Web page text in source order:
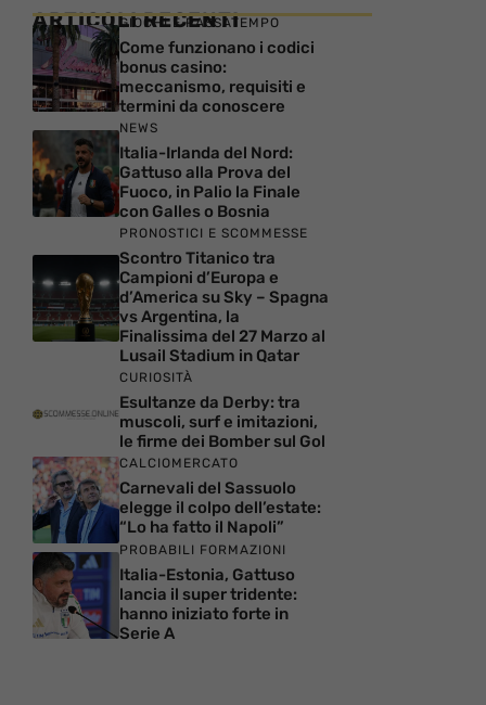
ARTICOLI RECENTI
GIOCHI E PASSATEMPO
Come funzionano i codici
bonus casino:
meccanismo, requisiti e
termini da conoscere
NEWS
Italia-Irlanda del Nord:
Gattuso alla Prova del
Fuoco, in Palio la Finale
con Galles o Bosnia
PRONOSTICI E SCOMMESSE
Scontro Titanico tra
Campioni d’Europa e
d’America su Sky – Spagna
vs Argentina, la
Finalissima del 27 Marzo al
Lusail Stadium in Qatar
CURIOSITÀ
Esultanze da Derby: tra
muscoli, surf e imitazioni,
le firme dei Bomber sul Gol
CALCIOMERCATO
Carnevali del Sassuolo
elegge il colpo dell’estate:
“Lo ha fatto il Napoli”
PROBABILI FORMAZIONI
Italia-Estonia, Gattuso
lancia il super tridente:
hanno iniziato forte in
Serie A